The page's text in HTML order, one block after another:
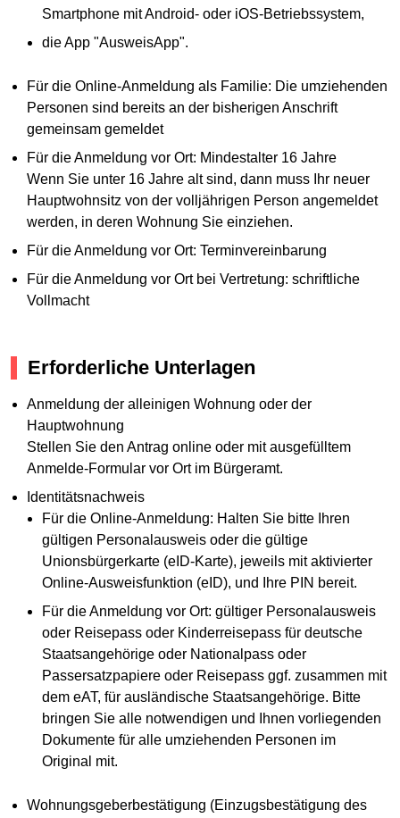
Smartphone mit Android- oder iOS-Betriebssystem,
die App "AusweisApp".
Für die Online-Anmeldung als Familie: Die umziehenden
Personen sind bereits an der bisherigen Anschrift
gemeinsam gemeldet
Für die Anmeldung vor Ort: Mindestalter 16 Jahre
Wenn Sie unter 16 Jahre alt sind, dann muss Ihr neuer
Hauptwohnsitz von der volljährigen Person angemeldet
werden, in deren Wohnung Sie einziehen.
Für die Anmeldung vor Ort: Terminvereinbarung
Für die Anmeldung vor Ort bei Vertretung: schriftliche
Vollmacht
Erforderliche Unterlagen
Anmeldung der alleinigen Wohnung oder der
Hauptwohnung
Stellen Sie den Antrag online oder mit ausgefülltem
Anmelde-Formular vor Ort im Bürgeramt.
Identitätsnachweis
Für die Online-Anmeldung: Halten Sie bitte Ihren
gültigen Personalausweis oder die gültige
Unionsbürgerkarte (eID-Karte), jeweils mit aktivierter
Online-Ausweisfunktion (eID), und Ihre PIN bereit.
Für die Anmeldung vor Ort: gültiger Personalausweis
oder Reisepass oder Kinderreisepass für deutsche
Staatsangehörige oder Nationalpass oder
Passersatzpapiere oder Reisepass ggf. zusammen mit
dem eAT, für ausländische Staatsangehörige. Bitte
bringen Sie alle notwendigen und Ihnen vorliegenden
Dokumente für alle umziehenden Personen im
Original mit.
Wohnungsgeberbestätigung (Einzugsbestätigung des